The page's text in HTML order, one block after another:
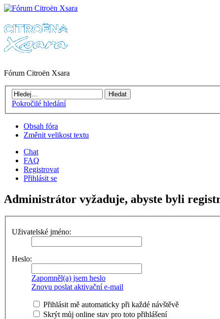
Fórum Citroën Xsara
Pokročilé hledání
Obsah fóra
Změnit velikost textu
Chat
FAQ
Registrovat
Přihlásit se
Administrátor vyžaduje, abyste byli
Uživatelské jméno:
Heslo:
Zapomněl(a) jsem heslo
Znovu poslat aktivační e-mail
Přihlásit mě automaticky při každé návštěvě
Skrýt můj online stav pro toto přihlášení